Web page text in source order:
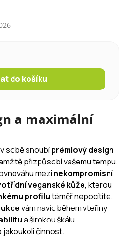
do košíku
a maximální
v sobě snoubíprémiový design
přizpůsobí vašemu tempu.
mezi nekompromisní
veganské kůže, kterou
profilutéměř nepocítíte.
vám navíc během vteřiny
a širokou škálu
jakoukoli činnost.